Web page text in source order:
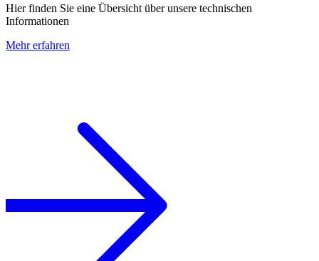
Hier finden Sie eine Übersicht über unsere technischen
Informationen
Mehr erfahren